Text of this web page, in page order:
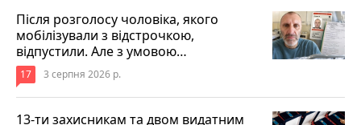
Після розголосу чоловіка, якого
мобілізували з відстрочкою,
відпустили. Але з умовою…
17 3 серпня 2026 р.
13-ти захисникам та двом видатним